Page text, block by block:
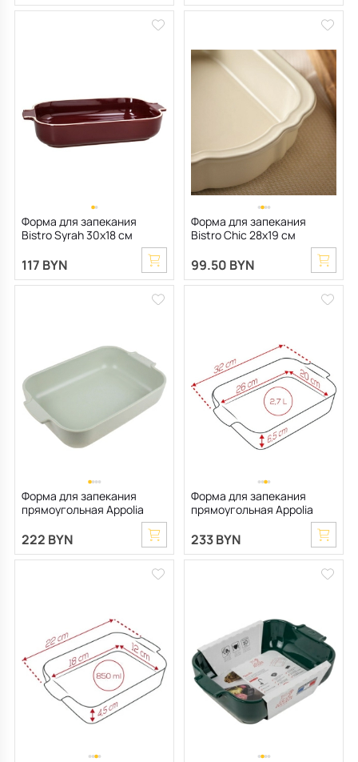
Форма для запекания
Bistro Syrah 30х18 см
117 BYN
Форма для запекания
Bistro Chic 28х19 см
99.50 BYN
Форма для запекания
прямоугольная Appolia
22х36 см, цвет шалфей
222 BYN
Форма для запекания
прямоугольная Appolia
20х32 см, цвет шалфей
233 BYN